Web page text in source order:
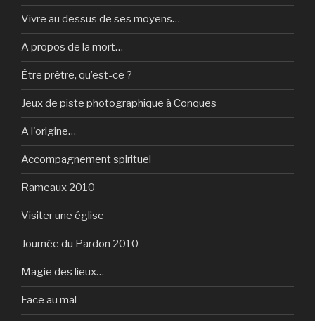
Vivre au dessus de ses moyens…
A propos de la mort…
Être prêtre, qu’est-ce ?
Jeux de piste photographique à Conques
A l'origine…
Accompagnement spirituel
Rameaux 2010
Visiter une église
Journée du Pardon 2010
Magie des lieux…
Face au mal